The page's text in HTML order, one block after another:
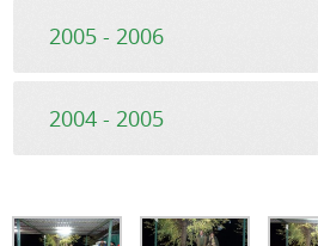
2005 - 2006
2004 - 2005